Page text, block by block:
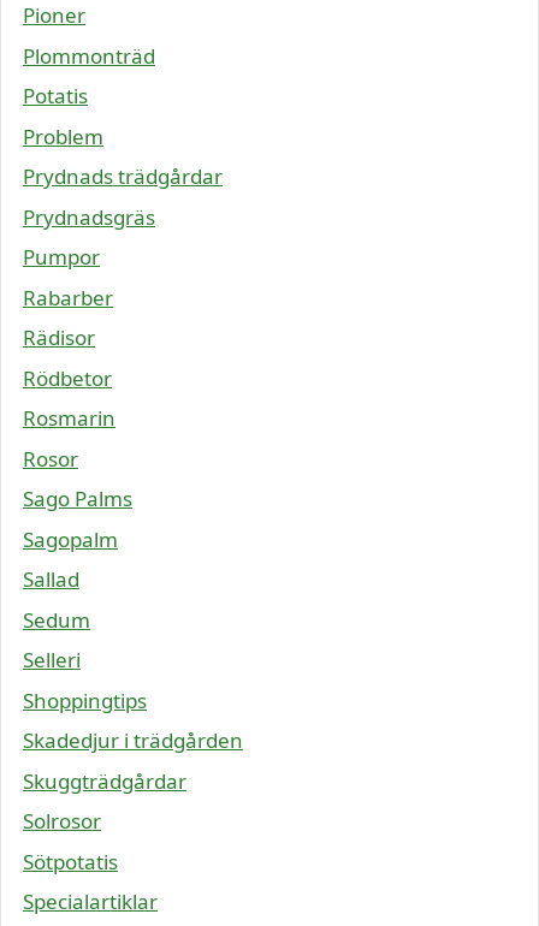
Pioner
Plommonträd
Potatis
Problem
Prydnads trädgårdar
Prydnadsgräs
Pumpor
Rabarber
Rädisor
Rödbetor
Rosmarin
Rosor
Sago Palms
Sagopalm
Sallad
Sedum
Selleri
Shoppingtips
Skadedjur i trädgården
Skuggträdgårdar
Solrosor
Sötpotatis
Specialartiklar